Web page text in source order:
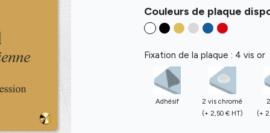
Couleurs de plaque
Fixation de la plaque : 4 vis or
Adhésif
2 vis chromé
(+ 2,50 € HT)
(+